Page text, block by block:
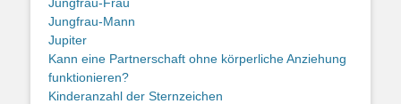
Jungfrau-Mann
Jupiter
Kann eine Partnerschaft ohne körperliche Anziehung
funktionieren?
Kinderanzahl der Sternzeichen